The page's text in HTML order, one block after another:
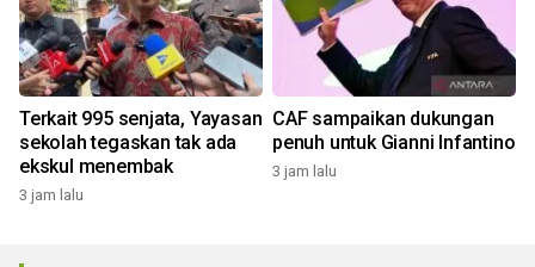
Terkait 995 senjata, Yayasan
sekolah tegaskan tak ada
ekskul menembak
3 jam lalu
CAF sampaikan dukungan
penuh untuk Gianni Infantino
3 jam lalu